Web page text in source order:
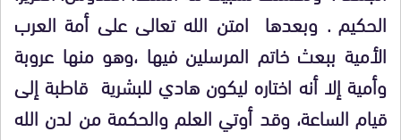
الحكيم . وبعدها امتن الله تعالى على أمة العرب
الأمية ببعث خاتم المرسلين فيها ،وهو منها عروبة
وأمية إلا أنه اختاره ليكون هادي للبشرية قاطبة إلى
قيام الساعة، وقد أوتي العلم والحكمة من لدن الله